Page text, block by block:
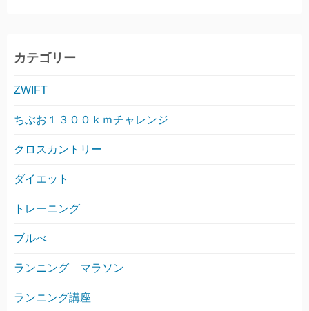
カテゴリー
ZWIFT
ちぶお１３００ｋｍチャレンジ
クロスカントリー
ダイエット
トレーニング
ブルべ
ランニング マラソン
ランニング講座